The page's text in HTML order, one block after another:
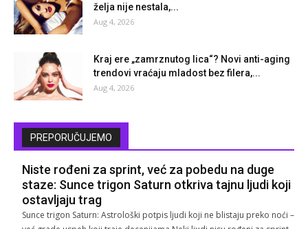
želja nije nestala,...
Aug 4, 2026
Kraj ere „zamrznutog lica“? Novi anti-aging
trendovi vraćaju mladost bez filera,...
Aug 4, 2026
PREPORUČUJEMO
Niste rođeni za sprint, već za pobedu na duge
staze: Sunce trigon Saturn otkriva tajnu ljudi koji
ostavljaju trag
Sunce trigon Saturn: Astrološki potpis ljudi koji ne blistaju preko noći –